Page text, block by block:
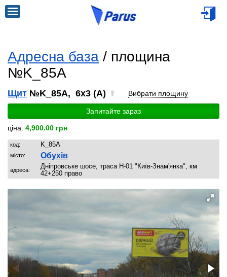
Адресна база / площина
№K_85A
Щит №K_85A, 6x3 (A) Вибрати площину
Запитайте зараз
ціна: 4,900.00 грн
код: K_85A
місто: Обухів
адреса:
Дніпровське шосе, траса Н-01 "Київ-Знам'янка", км
42+250 право